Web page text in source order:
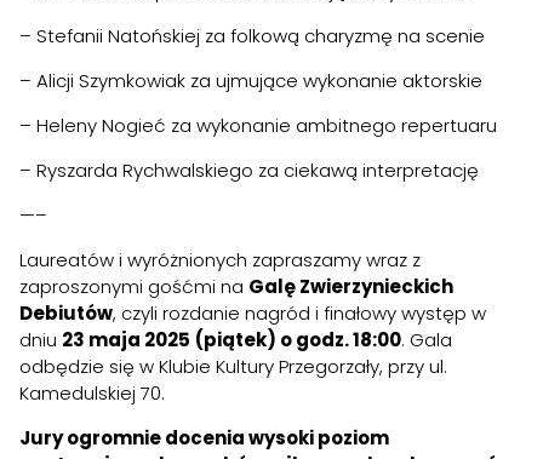
– Stefanii Natońskiej za folkową charyzmę na scenie
– Alicji Szymkowiak za ujmujące wykonanie aktorskie
– Heleny Nogieć za wykonanie ambitnego repertuaru
– Ryszarda Rychwalskiego za ciekawą interpretację
—–
Laureatów i wyróżnionych zapraszamy wraz z
zaproszonymi gośćmi na Galę Zwierzynieckich
Debiutów, czyli rozdanie nagród i finałowy występ w
dniu 23 maja 2025 (piątek) o godz. 18:00. Gala
odbędzie się w Klubie Kultury Przegorzały, przy ul.
Kamedulskiej 70.
Jury ogromnie docenia wysoki poziom